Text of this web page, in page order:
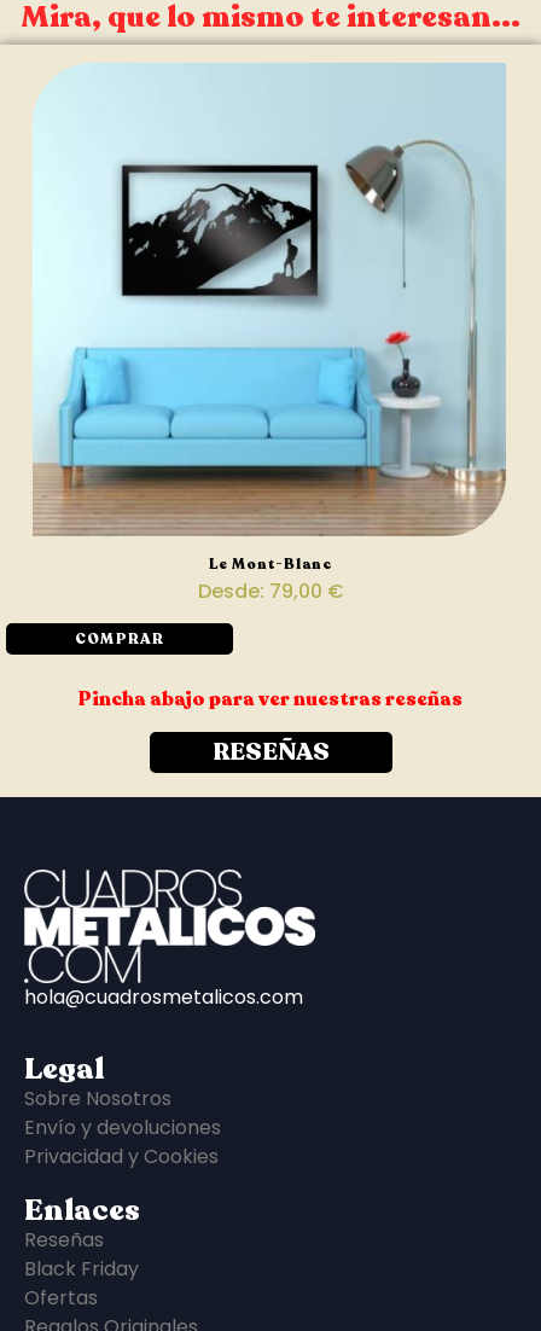
Mira, que lo mismo te interesan...
Le Mont-Blanc
Desde: 79,00 €
COMPRAR
Pincha abajo para ver nuestras reseñas
RESEÑAS
hola@cuadrosmetalicos.com
Legal
Sobre Nosotros
Envío y devoluciones
Privacidad y Cookies
Enlaces
Reseñas
Black Friday
Ofertas